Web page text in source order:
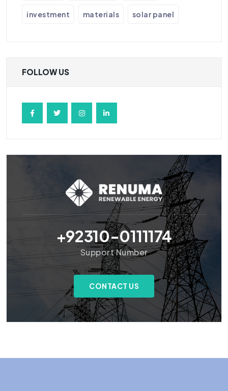
investment materials solar panel
FOLLOW US
+92310-0111174
Support Number
CONTACT US